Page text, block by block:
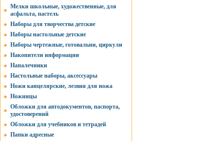
Мелки школьные, художественные, для
асфальта, пастель
Наборы для творчества детские
Наборы настольные детские
Наборы чертежные, готовальни, циркули
Накопители информации
Напалечники
Настольные наборы, аксессуары
Ножи канцелярские, лезвия для ножа
Ножницы
Обложки для автодокументов, паспорта,
удостоверений
Обложки для учебников и тетрадей
Папки адресные